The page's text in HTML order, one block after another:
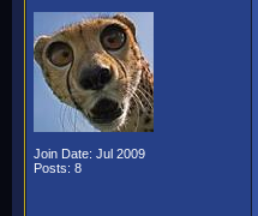
Join Date: Jul 2009
Posts: 8